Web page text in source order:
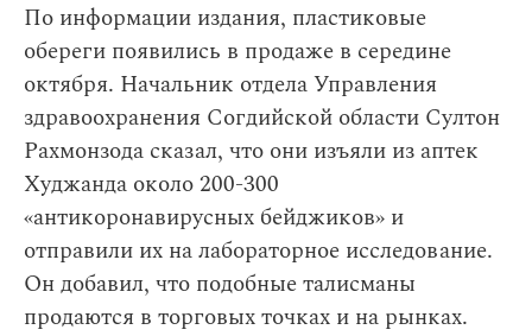
По информации издания, пластиковые
обереги появились в продаже в середине
октября. Начальник отдела Управления
здравоохранения Согдийской области Султон
Рахмонзода сказал, что они изъяли из аптек
Худжанда около 200-300
«антикоронавирусных бейджиков» и
отправили их на лабораторное исследование.
Он добавил, что подобные талисманы
продаются в торговых точках и на рынках.